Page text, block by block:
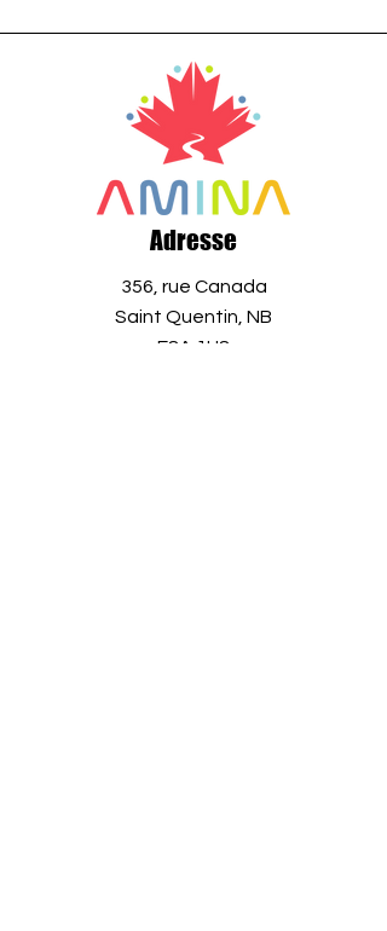
Adresse
356, rue Canada
Saint Quentin, NB
E8A 1H8